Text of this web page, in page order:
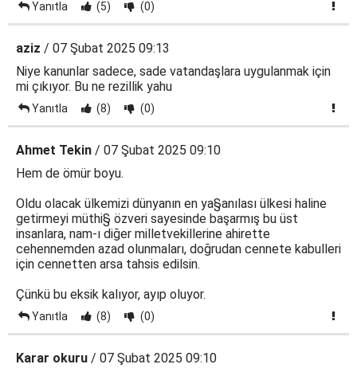
Yanıtla (5) (0)
aziz / 07 Şubat 2025 09:13
Niye kanunlar sadece, sade vatandaşlara uygulanmak için
mi çıkıyor. Bu ne rezillik yahu
Yanıtla (8) (0)
Ahmet Tekin / 07 Şubat 2025 09:10
Hem de ömür boyu.
Oldu olacak ülkemizi dünyanın en ya§anılası ülkesi haline
getirmeyi müthi§ özveri sayesinde başarmış bu üst
insanlara, nam-ı diğer milletvekillerine ahirette
cehennemden azad olunmaları, doğrudan cennete kabulleri
için cennetten arsa tahsis edilsin.
Çünkü bu eksik kalıyor, ayıp oluyor.
Yanıtla (8) (0)
Karar okuru / 07 Şubat 2025 09:10